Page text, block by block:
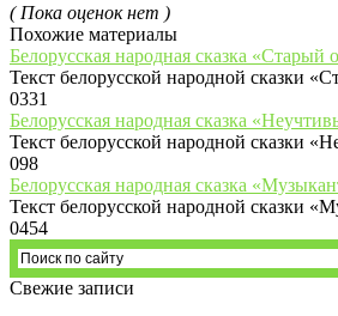
( Пока оценок нет )
Похожие материалы
Белорусская народная сказка «Старый
Текст белорусской народной сказки
0331
Белорусская народная сказка
Текст белорусской народной сказки
098
Белорусская народная сказка
Текст белорусской народной сказки
0454
Свежие записи